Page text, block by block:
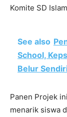
Komite SD
See also
School,
Belur
Panen Projek
menarik siswa